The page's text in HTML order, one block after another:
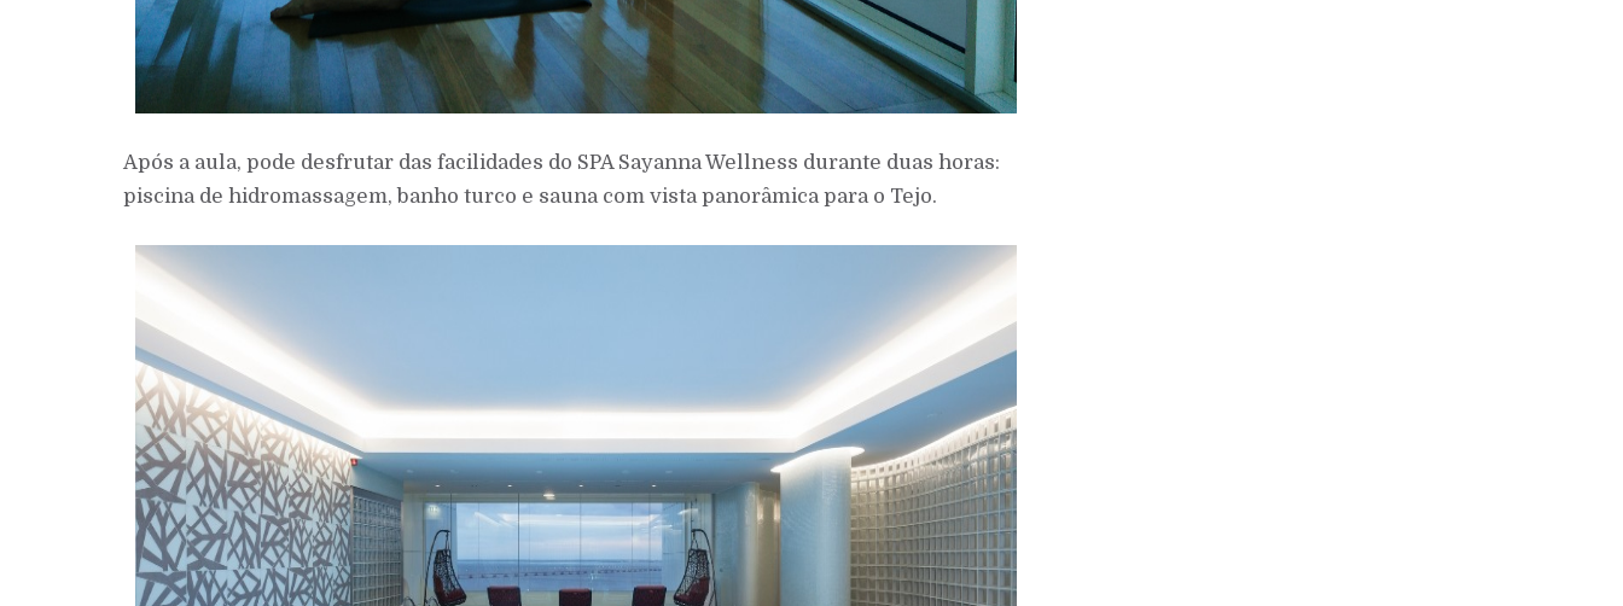
Após a aula, pode desfrutar das facilidades do SPA Sayanna Wellness durante duas horas:
piscina de hidromassagem, banho turco e sauna com vista panorâmica para o Tejo.